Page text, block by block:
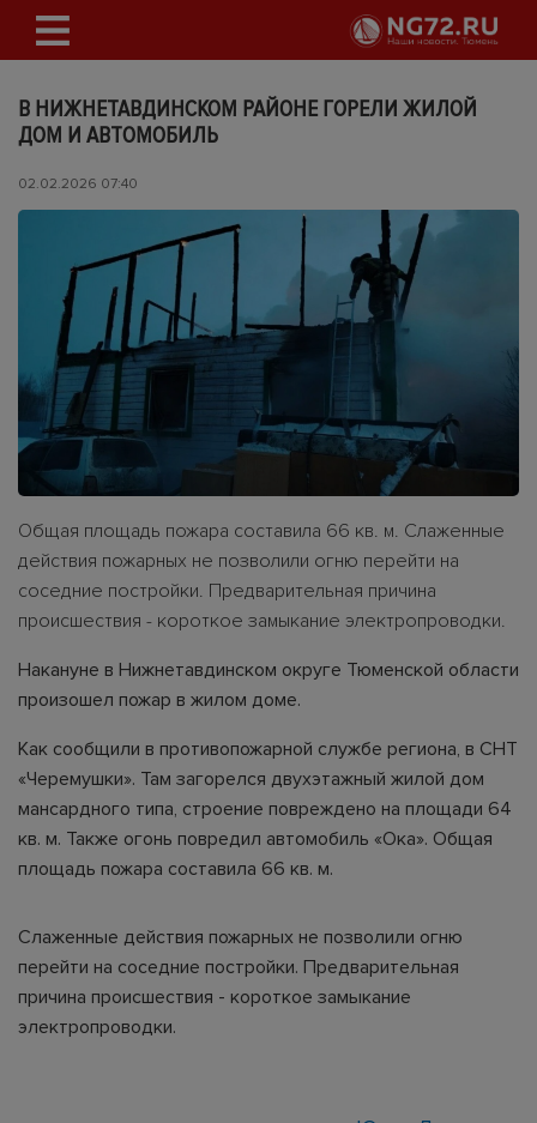
В НИЖНЕТАВДИНСКОМ РАЙОНЕ ГОРЕЛИ ЖИЛОЙ
ДОМ И АВТОМОБИЛЬ
02.02.2026 07:40
Общая площадь пожара составила 66 кв. м. Слаженные
действия пожарных не позволили огню перейти на
соседние постройки. Предварительная причина
происшествия - короткое замыкание электропроводки.
Накануне в Нижнетавдинском округе Тюменской области
произошел пожар в жилом доме.
Как сообщили в противопожарной службе региона, в СНТ
«Черемушки». Там загорелся двухэтажный жилой дом
мансардного типа, строение повреждено на площади 64
кв. м. Также огонь повредил автомобиль «Ока». Общая
площадь пожара составила 66 кв. м.
Слаженные действия пожарных не позволили огню
перейти на соседние постройки. Предварительная
причина происшествия - короткое замыкание
электропроводки.